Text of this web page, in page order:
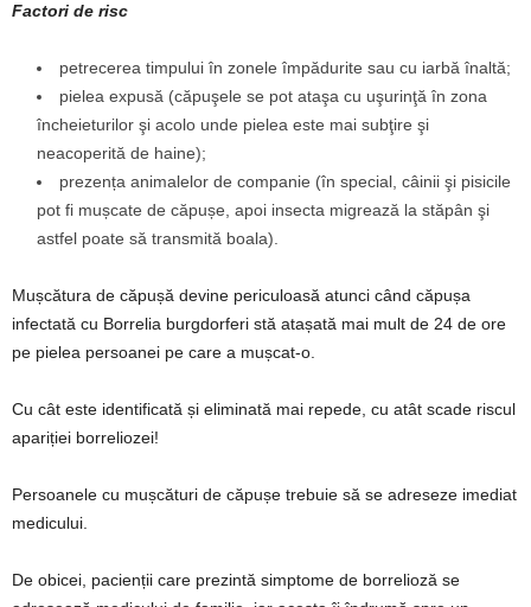
Factori de risc
petrecerea timpului în zonele împădurite sau cu iarbă înaltă;
pielea expusă (căpuşele se pot ataşa cu uşurinţă în zona
încheieturilor şi acolo unde pielea este mai subţire şi
neacoperită de haine);
prezența animalelor de companie (în special, câinii şi pisicile
pot fi mușcate de căpușe, apoi insecta migrează la stăpân şi
astfel poate să transmită boala).
Mușcătura de căpușă devine periculoasă atunci când căpușa
infectată cu Borrelia burgdorferi stă atașată mai mult de 24 de ore
pe pielea persoanei pe care a mușcat-o.
Cu cât este identificată și eliminată mai repede, cu atât scade riscul
apariției borreliozei!
Persoanele cu mușcături de căpușe trebuie să se adreseze imediat
medicului.
De obicei, pacienții care prezintă simptome de borrelioză se